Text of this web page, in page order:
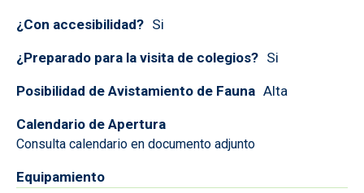
¿Con accesibilidad? Si
¿Preparado para la visita de colegios? Si
Posibilidad de Avistamiento de Fauna Alta
Calendario de Apertura
Consulta calendario en documento adjunto
Equipamiento